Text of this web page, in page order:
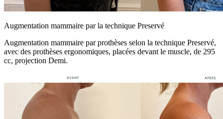
Augmentation mammaire par la technique Preservé
Augmentation mammaire par prothèses selon la technique Preservé,
avec des prothèses ergonomiques, placées devant le muscle, de 295
cc, projection Demi.